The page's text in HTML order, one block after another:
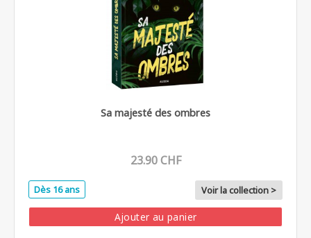
Sa majesté des ombres
23.90 CHF
Dès 16 ans Voir la collection >
Ajouter au panier